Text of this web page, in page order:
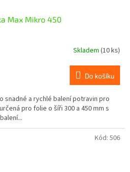
Max Mikro 450
Skladem (10 ks)
Do košíku
snadné a rychlé balení potravin pro
pro folie o šíři 300 a 450 mm s
Kód: 506